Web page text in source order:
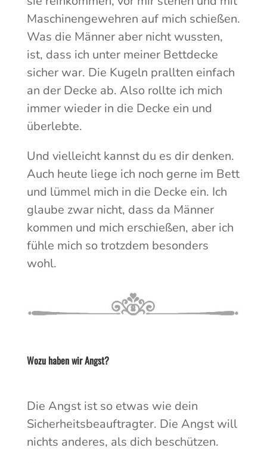
Maschinengewehren auf mich schießen.
Was die Männer aber nicht wussten,
ist, dass ich unter meiner Bettdecke
sicher war. Die Kugeln prallten einfach
an der Decke ab. Also rollte ich mich
immer wieder in die Decke ein und
überlebte.
Und vielleicht kannst du es dir denken.
Auch heute liege ich noch gerne im Bett
und lümmel mich in die Decke ein. Ich
glaube zwar nicht, dass da Männer
kommen und mich erschießen, aber ich
fühle mich so trotzdem besonders
wohl.
Wozu haben wir Angst?
Die Angst ist so etwas wie dein
Sicherheitsbeauftragter. Die Angst will
nichts anderes, als dich beschützen.